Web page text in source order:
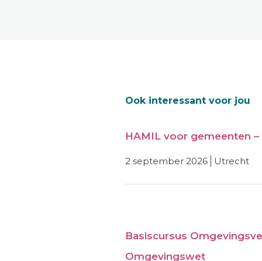
Ook interessant voor jou
HAMIL voor gemeenten
2 september 2026 utrecht
Basiscursus
Omgevingswet